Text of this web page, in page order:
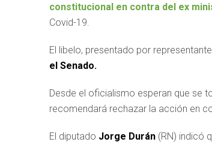
constitucional en contra del ex
Covid-19.
El libelo, presentado por
el Senado.
Desde el oficialismo esperan que se
recomendará rechazar la acción en
El diputado Jorge Durán (RN) indicó